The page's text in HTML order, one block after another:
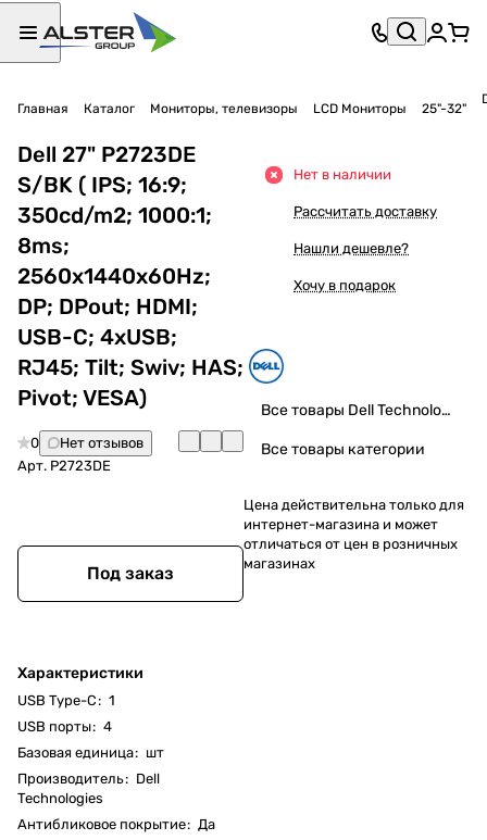
Главная Каталог Мониторы, телевизоры LCD Мониторы 25"-32"
Dell 27" P2723DE
S/BK ( IPS; 16:9;
350cd/m2; 1000:1;
8ms;
2560x1440x60Hz;
DP; DPout; HDMI;
USB-C; 4xUSB;
RJ45; Tilt; Swiv; HAS;
Pivot; VESA)
0
Нет отзывов
Арт. P2723DE
Под заказ
Характеристики
USB Type-C: 1
USB порты: 4
Базовая единица: шт
Производитель: Dell
Technologies
Антибликовое покрытие: Да
Нет в наличии
Рассчитать доставку
Нашли дешевле?
Хочу в подарок
Все товары Dell Technologies
Все товары категории
Цена действительна только для
интернет-магазина и может
отличаться от цен в розничных
магазинах